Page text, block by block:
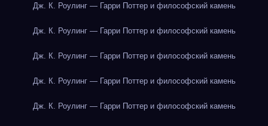
Дж. К. Роулинг — Гарри Поттер и философский камень
Дж. К. Роулинг — Гарри Поттер и философский камень
Дж. К. Роулинг — Гарри Поттер и философский камень
Дж. К. Роулинг — Гарри Поттер и философский камень
Дж. К. Роулинг — Гарри Поттер и философский камень